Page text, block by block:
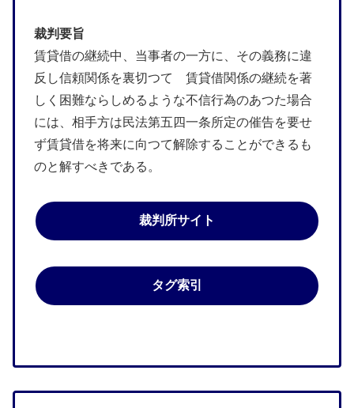
裁判要旨
賃貸借の継続中、当事者の一方に、その義務に違
反し信頼関係を裏切つて 賃貸借関係の継続を著
しく困難ならしめるような不信行為のあつた場合
には、相手方は民法第五四一条所定の催告を要せ
ず賃貸借を将来に向つて解除することができるも
のと解すべきである。
裁判所サイト
タグ索引